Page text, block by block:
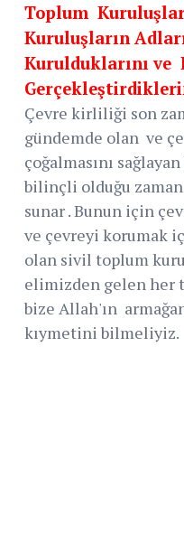
Toplum
Kuruluşların
Kurulduklarını ve
Çevre kirliliği son
gündemde olan ve
çoğalmasını
bilinçli olduğu
sunar . Bunun için
ve çevreyi korumak
olan sivil toplum
elimizden gelen her
bize Allah'ın
kıymetini bilmeliyiz.